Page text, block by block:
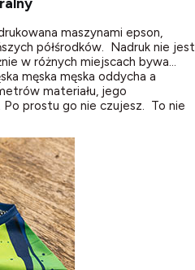
maszynami epson,
półśrodków. Nadruk nie jest
w różnych miejscach bywa…
męska męska oddycha a
materiału, jego
prostu go nie czujesz. To nie